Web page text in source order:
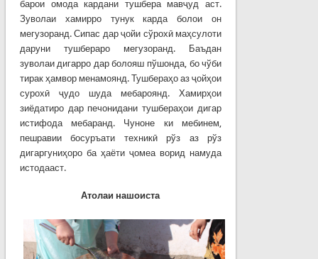
барои омода кардани тушбера мавҷуд аст.
Зуволаи хамирро тунук карда болои он
мегузоранд. Сипас дар ҷойи сўрохӣ маҳсулоти
даруни тушбераро мегузоранд. Баъдан
зуволаи дигарро дар болояш пўшонда, бо чўби
тирак ҳамвор менамоянд. Тушбераҳо аз ҷойҳои
сурохӣ ҷудо шуда мебароянд. Хамирҳои
зиёдатиро дар печонидани тушбераҳои дигар
истифода мебаранд. Чуноне ки мебинем,
пешравии босуръати техникӣ рўз аз рўз
дигаргуниҳоро ба ҳаёти ҷомеа ворид намуда
истодааст.
Атолаи нашоиста